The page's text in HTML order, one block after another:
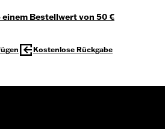
Bestellwert von 50 €
Kostenlose Rückgabe